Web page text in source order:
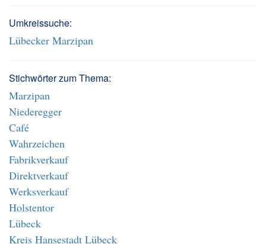
Umkreissuche:
Lübecker Marzipan
Stichwörter zum Thema:
Marzipan
Niederegger
Café
Wahrzeichen
Fabrikverkauf
Direktverkauf
Werksverkauf
Holstentor
Lübeck
Kreis Hansestadt Lübeck